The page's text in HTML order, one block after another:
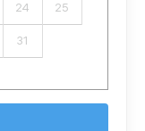
24 25
31